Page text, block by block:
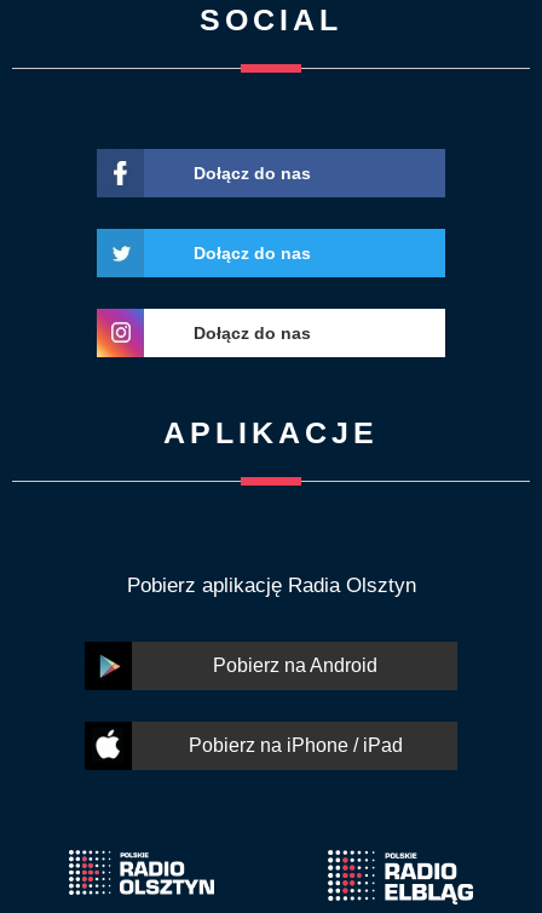
SOCIAL
Dołącz do nas
Dołącz do nas
Dołącz do nas
APLIKACJE
Pobierz aplikację Radia Olsztyn
Pobierz na Android
Pobierz na iPhone / iPad